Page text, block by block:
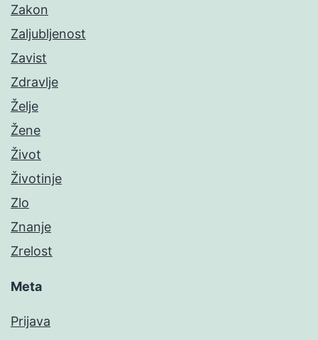
Zakon
Zaljubljenost
Zavist
Zdravlje
Želje
Žene
Život
Životinje
Zlo
Znanje
Zrelost
Meta
Prijava